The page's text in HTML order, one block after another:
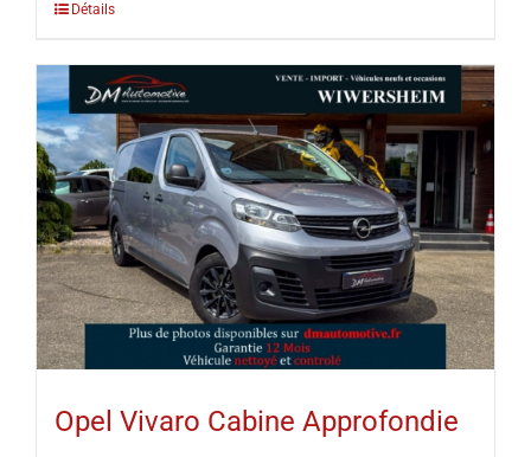
Détails
Opel Vivaro Cabine Approfondie